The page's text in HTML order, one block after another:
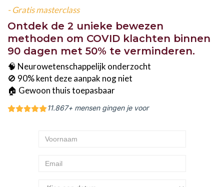
- Gratis masterclass
Ontdek de 2 unieke bewezen
methoden om COVID klachten binnen
90 dagen met 50% te verminderen.
🧠 Neurowetenschappelijk onderzocht
🚫 90% kent deze aanpak nog niet
🏠 Gewoon thuis toepasbaar
11.867+ mensen gingen je voor